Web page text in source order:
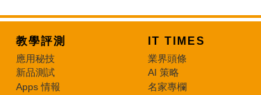
教學評測
應用秘技
新品測試
Apps 情報
IT TIMES
業界頭條
AI 策略
名家專欄